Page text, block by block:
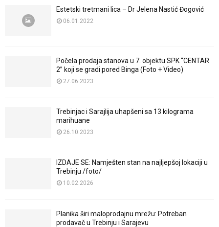
Estetski tretmani lica – Dr Jelena Nastić Đogović
06.01.2022
Počela prodaja stanova u 7. objektu SPK “CENTAR
2” koji se gradi pored Binga (Foto + Video)
27.06.2023
Trebinjac i Sarajlija uhapšeni sa 13 kilograma
marihuane
26.10.2023
IZDAJE SE: Namješten stan na najljepšoj lokaciji u
Trebinju /foto/
10.02.2026
Planika širi maloprodajnu mrežu: Potreban
prodavač u Trebinju i Sarajevu